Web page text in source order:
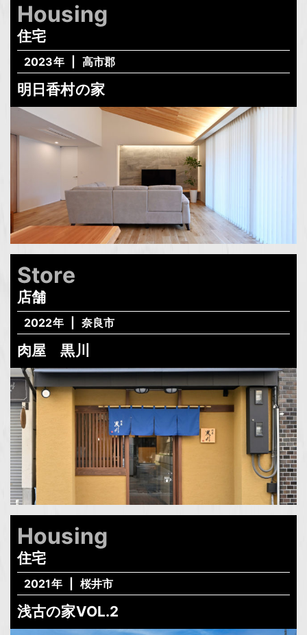
Housing
住宅
2023年 高市郡
明日香村の家
Store
店舗
2022年 奈良市
肉屋 黒川
Housing
住宅
2021年 桜井市
浅古の家VOL.2